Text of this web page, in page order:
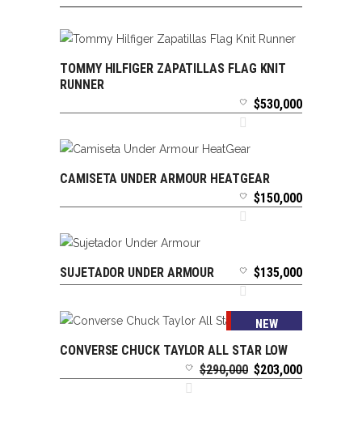
SELECCIONAR OPCIONES
TOMMY HILFIGER ZAPATILLAS FLAG KNIT
RUNNER
$530,000
SELECCIONAR OPCIONES
CAMISETA UNDER ARMOUR HEATGEAR
$150,000
SELECCIONAR OPCIONES
SUJETADOR UNDER ARMOUR $135,000
SALE
NEW
SELECCIONAR OPCIONES
CONVERSE CHUCK TAYLOR ALL STAR LOW
$290,000 El
$203,000El